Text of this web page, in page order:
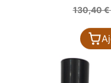
Prix de
130,40 €